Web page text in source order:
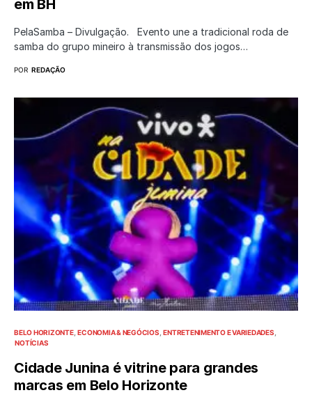
em BH
PelaSamba – Divulgação. Evento une a tradicional roda de
samba do grupo mineiro à transmissão dos jogos…
POR REDAÇÃO
BELO HORIZONTE ECONOMIA & NEGÓCIOS ENTRETENIMENTO E VARIEDADES
NOTÍCIAS
Cidade Junina é vitrine para grandes
marcas em Belo Horizonte